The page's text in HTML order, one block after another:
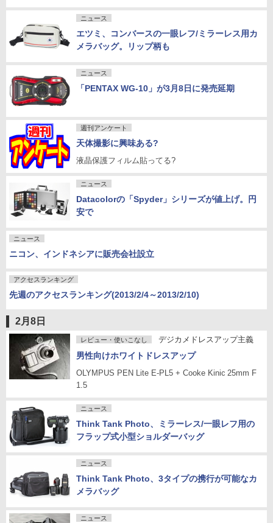
ニュース
エツミ、コンバースの一眼レフ/ミラーレス用カ
メラバッグ。リップ柄も
ニュース
「PENTAX WG-10」が3月8日に発売延期
週刊アンケート
天体撮影に興味ある?
液晶保護フィルム貼ってる?
ニュース
Datacolorの「Spyder」シリーズが値上げ。円
安で
ニュース
ニコン、インドネシアに販売会社設立
アクセスランキング
先週のアクセスランキング(2013/2/4～2013/2/10)
2月8日
レビュー・使いこなし デジカメドレスアップ主義
男性向けホワイトドレスアップ
OLYMPUS PEN Lite E-PL5 + Cooke Kinic 25mm F
1.5
ニュース
Think Tank Photo、ミラーレス/一眼レフ用の
フラップ式小型ショルダーバッグ
ニュース
Think Tank Photo、3タイプの携行が可能なカ
メラバッグ
ニュース